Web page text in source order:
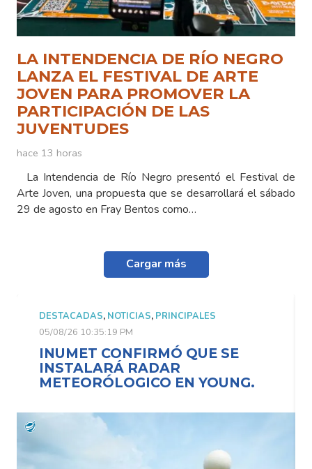
LA INTENDENCIA DE RÍO NEGRO
LANZA EL FESTIVAL DE ARTE
JOVEN PARA PROMOVER LA
PARTICIPACIÓN DE LAS
JUVENTUDES
hace 13 horas
La Intendencia de Río Negro presentó el Festival de
Arte Joven, una propuesta que se desarrollará el sábado
29 de agosto en Fray Bentos como…
Cargar más
DESTACADAS, NOTICIAS, PRINCIPALES
05/08/26 10:35:19 PM
INUMET CONFIRMÓ QUE SE
INSTALARÁ RADAR
METEORÓLOGICO EN YOUNG.